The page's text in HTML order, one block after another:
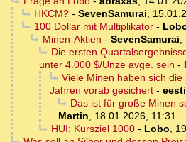
HKCM?- SevenSamurai,
100 Dollar mit Multiplikator-
Minen-Aktien - SevenSamurai,
Die ersten
unter 4.000 $/Unze avge. sein -
Viele Minen haben sich
Jahren vorab gesichert - eesti
Das ist für große Minen
Martin, 18.01.2026, 11:31
HUI: Kursziel 1000- Lobo,